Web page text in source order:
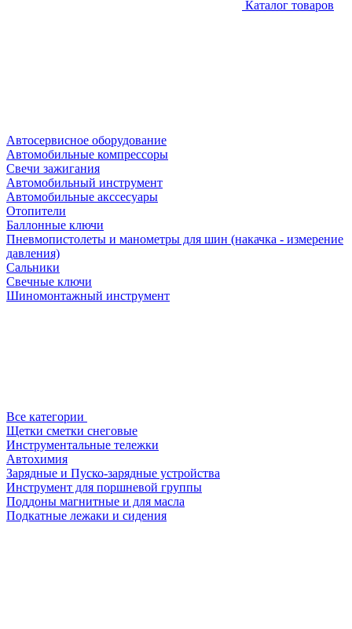
Каталог товаров
Автосервисное оборудование
Автомобильные компрессоры
Свечи зажигания
Автомобильный инструмент
Автомобильные акссесуары
Отопители
Баллонные ключи
Пневмопистолеты и манометры для шин (накачка - измерение
давления)
Сальники
Свечные ключи
Шиномонтажный инструмент
Все категории
Щетки сметки снеговые
Инструментальные тележки
Автохимия
Зарядные и Пуско-зарядные устройства
Инструмент для поршневой группы
Поддоны магнитные и для масла
Подкатные лежаки и сидения